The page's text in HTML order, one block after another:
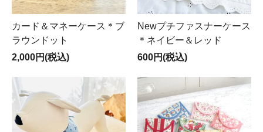
カード＆マネーケース＊ブ
ラウンドット
2,000円(税込)
Newプチファスナーケース
＊ネイビー＆レッド
600円(税込)